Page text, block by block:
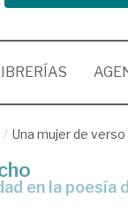
Una mujer de
en la poesía